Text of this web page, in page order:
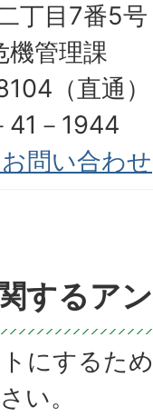
丁目7番5号
機管理課
（直通）
41－1944
問い合わせ
するア
にするた
い。